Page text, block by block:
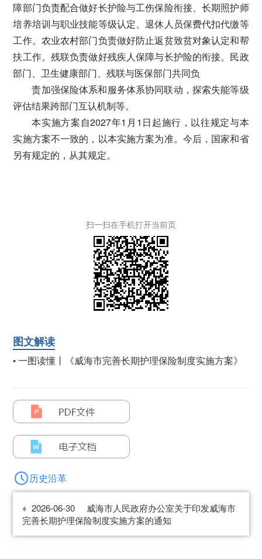
障部门负责配合做好长护险与工伤保险衔接、长期照护师
培养培训与职业技能等级认定、退休人员保费代扣代缴等
工作。农业农村部门负责做好防止返贫致贫对象认定和帮
扶工作。残联负责做好残疾人保障与长护险的衔接。民政
部门、卫生健康部门、残联与医保部门共同负
责加强保险体系和服务体系协同联动，探索失能等级
评估结果跨部门互认机制等。
本实施方案自2027年1月1日起施行，以往规定与本
实施方案不一致的，以本实施方案为准。今后，国家和省
另有规定的，从其规定。
扫一扫在手机打开当前页
图文解读
•一图读懂丨《威海市完善长期护理保险制度实施方案》
历史沿革
2026-06-30
威海市人民政府办公室关于印发威海市
完善长期护理保险制度实施方案的通知